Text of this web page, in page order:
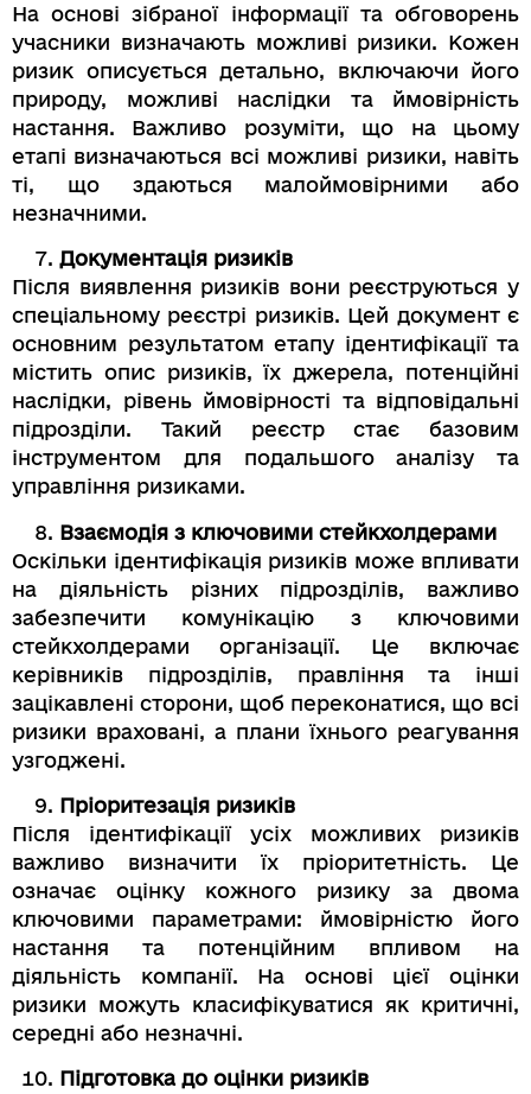
На основі зібраної інформації та обговорень
учасники визначають можливі ризики. Кожен
ризик описується детально, включаючи його
природу, можливі наслідки та ймовірність
настання. Важливо розуміти, що на цьому
етапі визначаються всі можливі ризики, навіть
ті, що здаються малоймовірними або
незначними.
Документація ризиків
Після виявлення ризиків вони реєструються у
спеціальному реєстрі ризиків. Цей документ є
основним результатом етапу ідентифікації та
містить опис ризиків, їх джерела, потенційні
наслідки, рівень ймовірності та відповідальні
підрозділи. Такий реєстр стає базовим
інструментом для подальшого аналізу та
управління ризиками.
Взаємодія з ключовими стейкхолдерами
Оскільки ідентифікація ризиків може впливати
на діяльність різних підрозділів, важливо
забезпечити комунікацію з ключовими
стейкхолдерами організації. Це включає
керівників підрозділів, правління та інші
зацікавлені сторони, щоб переконатися, що всі
ризики враховані, а плани їхнього реагування
узгоджені.
Пріоритезація ризиків
Після ідентифікації усіх можливих ризиків
важливо визначити їх пріоритетність. Це
означає оцінку кожного ризику за двома
ключовими параметрами: ймовірністю його
настання та потенційним впливом на
діяльність компанії. На основі цієї оцінки
ризики можуть класифікуватися як критичні,
середні або незначні.
Підготовка до оцінки ризиків